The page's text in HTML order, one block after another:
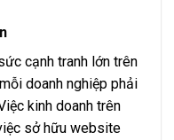
cạnh tranh lớn trên
doanh nghiệp phải
kinh doanh trên
sở hữu website